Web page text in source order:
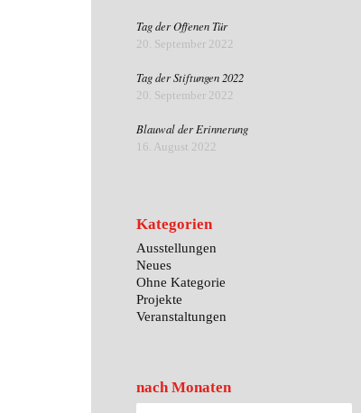
Tag der Offenen Tür
20. September 2022
Tag der Stiftungen 2022
20. September 2022
Blauwal der Erinnerung
16. August 2022
Kategorien
Ausstellungen
Neues
Ohne Kategorie
Projekte
Veranstaltungen
nach Monaten